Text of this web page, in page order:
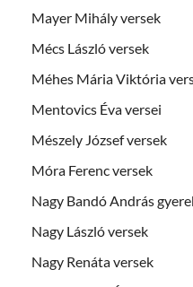
Mayer Mihály versek
Mécs László versek
Méhes Mária Viktória
Mentovics Éva versei
Mészely József versek
Móra Ferenc versek
Nagy Bandó András
Nagy László versek
Nagy Renáta versek